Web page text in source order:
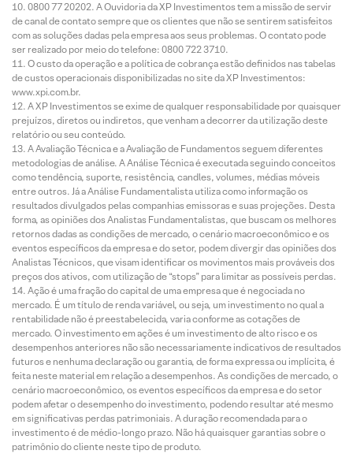
0800 77 20202. A Ouvidoria da XP Investimentos tem a missão de servir
de canal de contato sempre que os clientes que não se sentirem satisfeitos
com as soluções dadas pela empresa aos seus problemas. O contato pode
ser realizado por meio do telefone: 0800 722 3710.
O custo da operação e a política de cobrança estão definidos nas tabelas
de custos operacionais disponibilizadas no site da XP Investimentos:
www.xpi.com.br.
A XP Investimentos se exime de qualquer responsabilidade por quaisquer
prejuízos, diretos ou indiretos, que venham a decorrer da utilização deste
relatório ou seu conteúdo.
A Avaliação Técnica e a Avaliação de Fundamentos seguem diferentes
metodologias de análise. A Análise Técnica é executada seguindo conceitos
como tendência, suporte, resistência, candles, volumes, médias móveis
entre outros. Já a Análise Fundamentalista utiliza como informação os
resultados divulgados pelas companhias emissoras e suas projeções. Desta
forma, as opiniões dos Analistas Fundamentalistas, que buscam os melhores
retornos dadas as condições de mercado, o cenário macroeconômico e os
eventos específicos da empresa e do setor, podem divergir das opiniões dos
Analistas Técnicos, que visam identificar os movimentos mais prováveis dos
preços dos ativos, com utilização de “stops” para limitar as possíveis perdas.
Ação é uma fração do capital de uma empresa que é negociada no
mercado. É um título de renda variável, ou seja, um investimento no qual a
rentabilidade não é preestabelecida, varia conforme as cotações de
mercado. O investimento em ações é um investimento de alto risco e os
desempenhos anteriores não são necessariamente indicativos de resultados
futuros e nenhuma declaração ou garantia, de forma expressa ou implícita, é
feita neste material em relação a desempenhos. As condições de mercado, o
cenário macroeconômico, os eventos específicos da empresa e do setor
podem afetar o desempenho do investimento, podendo resultar até mesmo
em significativas perdas patrimoniais. A duração recomendada para o
investimento é de médio-longo prazo. Não há quaisquer garantias sobre o
patrimônio do cliente neste tipo de produto.